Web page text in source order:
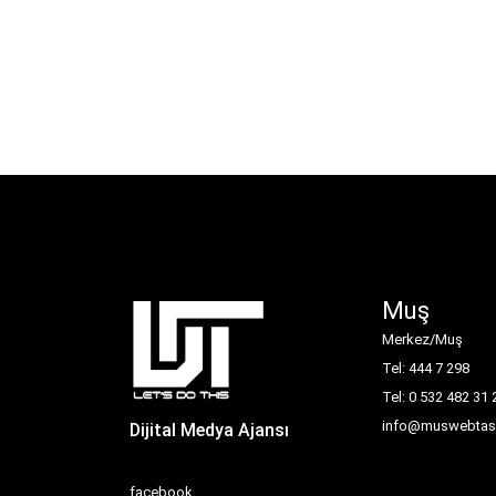
Dijital Medya Ajansı
facebook
Muş
Merkez/Muş
Tel: 444 7 298
Tel: 0 532 482 31